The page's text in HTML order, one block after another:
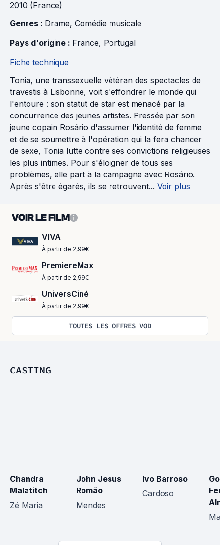
2010 (France)
Genres : Drame, Comédie musicale
Pays d'origine : France, Portugal
Fiche technique
Tonia, une transsexuelle vétéran des spectacles de
travestis à Lisbonne, voit s'effondrer le monde qui
l'entoure : son statut de star est menacé par la
concurrence des jeunes artistes. Pressée par son
jeune copain Rosário d'assumer l'identité de femme
et de se soumettre à l'opération qui la fera changer
de sexe, Tonia lutte contre ses convictions religieuses
les plus intimes. Pour s'éloigner de tous ses
problèmes, elle part à la campagne avec Rosário.
Après s'être égarés, ils se retrouvent... Voir plus
VOIR LE FILM
VIVA
À partir de 2,99€
PremiereMax
À partir de 2,99€
UniversCiné
À partir de 2,99€
TOUTES LES OFFRES VOD
CASTING
Chandra
Malatitch
Zé Maria
John Jesus
Romão
Mendes
Ivo Barroso
Cardoso